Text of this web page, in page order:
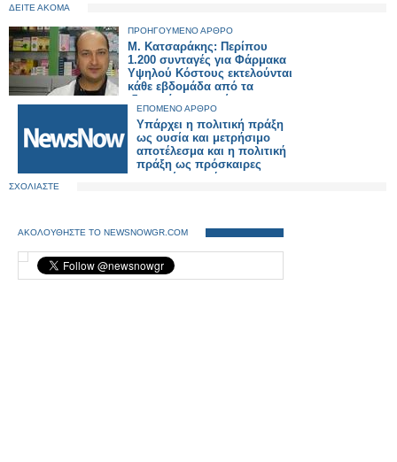
ΔΕΙΤΕ ΑΚΟΜΑ
ΠΡΟΗΓΟΥΜΕΝΟ ΑΡΘΡΟ
Μ. Κατσαράκης: Περίπου
1.200 συνταγές για Φάρμακα
Υψηλού Κόστους εκτελούνται
κάθε εβδομάδα από τα
ιδιωτικά φαρμακεία
ΕΠΟΜΕΝΟ ΑΡΘΡΟ
Υπάρχει η πολιτική πράξη
ως ουσία και μετρήσιμο
αποτέλεσμα και η πολιτική
πράξη ως πρόσκαιρες
εντυπώσεις μέσω
κανένα μετρήσιμο
ατομική εξύψωση και
στιγμιαία ικανοποίηση.
ΣΧΟΛΙΑΣΤΕ
ΑΚΟΛΟΥΘΗΣΤΕ ΤΟ NEWSNOWGR.COM